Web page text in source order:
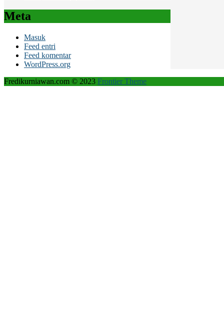
Meta
Masuk
Feed entri
Feed komentar
WordPress.org
Fredikurniawan.com © 2023 Frontier Theme